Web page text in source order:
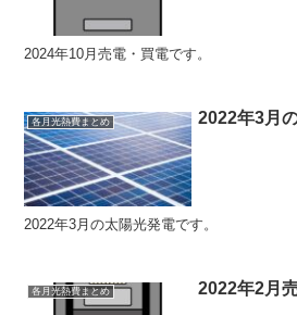
2024年10月売電・買電です。
各月光熱費まとめ 2022年3月
2022年3月の太陽光発電です。
各月光熱費まとめ 2022年2月